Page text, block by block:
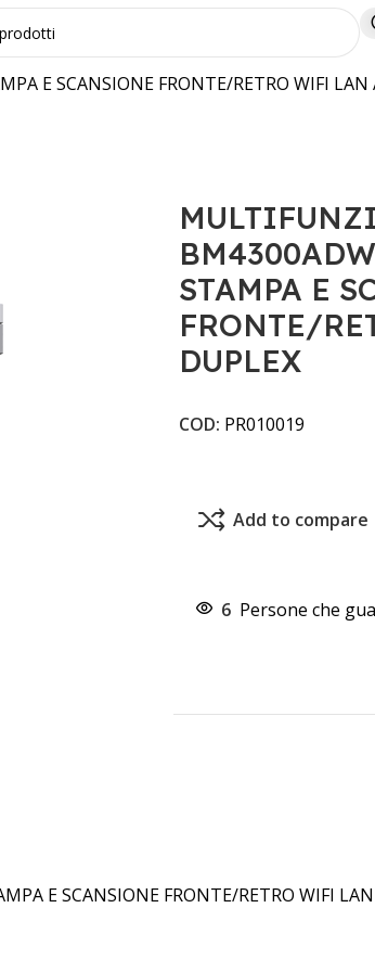
E SCANSIONE FRONTE/RETRO WIFI LAN
STAMPA E
FRONTE/
DUPLEX
COD: PR010019
Add to compare
6 Persone che
E SCANSIONE FRONTE/RETRO WIFI